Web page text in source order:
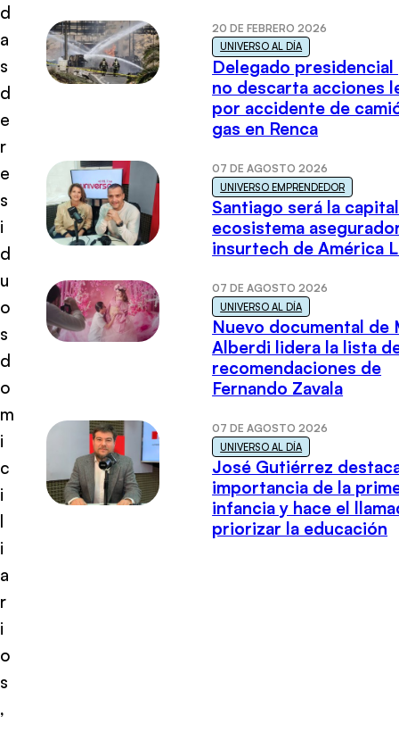
d
a
s
d
e
r
e
s
i
d
u
o
s
d
o
m
i
c
i
l
i
a
r
i
o
s
,
20 DE FEBRERO 2026
UNIVERSO AL DÍA
Delegado presidencial
no descarta acciones
por accidente de
gas en Renca
07 DE AGOSTO 2026
UNIVERSO EMPRENDEDOR
Santiago será la
ecosistema
insurtech de América
07 DE AGOSTO 2026
UNIVERSO AL DÍA
Nuevo documental de
Alberdi lidera la lista
recomendaciones de
Fernando Zavala
07 DE AGOSTO 2026
UNIVERSO AL DÍA
José Gutiérrez
importancia de la
infancia y hace el
priorizar la educación